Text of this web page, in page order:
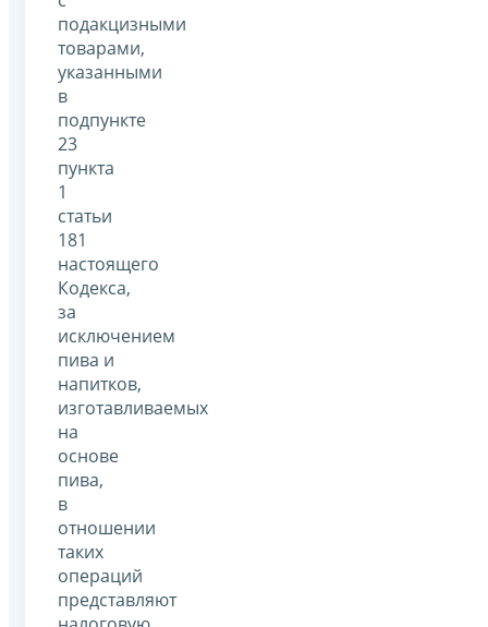
подакцизными
товарами,
указанными
в
подпункте
23
пункта
1
статьи
181
настоящего
Кодекса,
за
исключением
пива и
напитков,
изготавливаемых
на
основе
пива,
в
отношении
таких
операций
представляют